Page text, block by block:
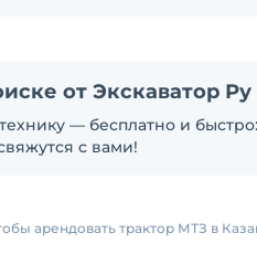
от Экскаватор Ру
— бесплатно и
с вами!
арендовать трактор МТЗ в